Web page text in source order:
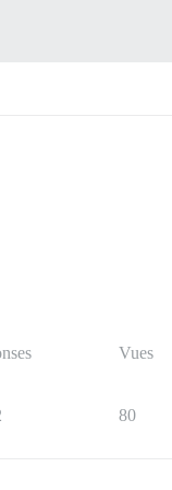
Vues
80